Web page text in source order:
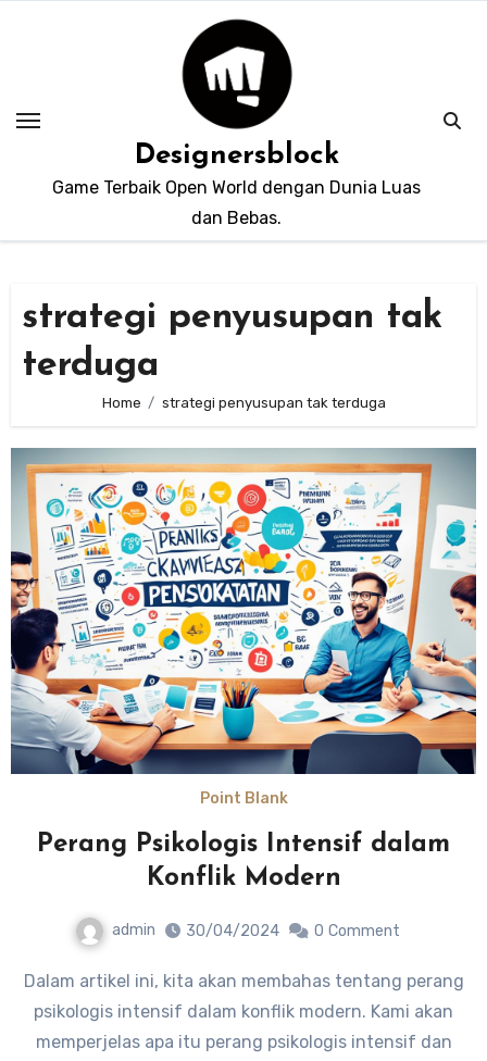
Designersblock
Game Terbaik Open World dengan Dunia Luas
dan Bebas.
strategi penyusupan tak
terduga
Home strategi penyusupan tak terduga
Point Blank
Perang Psikologis Intensif dalam
Konflik Modern
admin 30/04/2024 0 Comment
Dalam artikel ini, kita akan membahas tentang perang
psikologis intensif dalam konflik modern. Kami akan
memperjelas apa itu perang psikologis intensif dan